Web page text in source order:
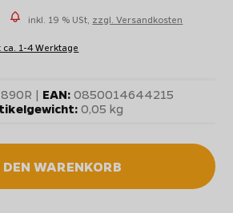
inkl. 19 % USt, zzgl. Versandkosten
1-4 Werktage
| EAN:0850014644215
0,05 kg
DEN WARENKORB